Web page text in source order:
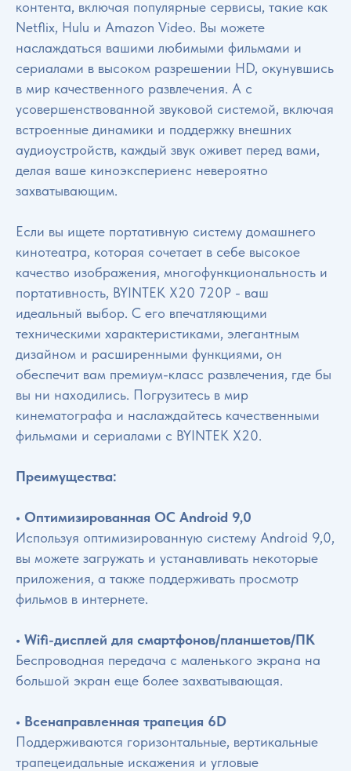
контента, включая популярные сервисы, такие как
Netflix, Hulu и Amazon Video. Вы можете
наслаждаться вашими любимыми фильмами и
сериалами в высоком разрешении HD, окунувшись
в мир качественного развлечения. А с
усовершенствованной звуковой системой, включая
встроенные динамики и поддержку внешних
аудиоустройств, каждый звук оживет перед вами,
делая ваше киноэкспериенс невероятно
захватывающим.
Если вы ищете портативную систему домашнего
кинотеатра, которая сочетает в себе высокое
качество изображения, многофункциональность и
портативность, BYINTEK X20 720P - ваш
идеальный выбор. С его впечатляющими
техническими характеристиками, элегантным
дизайном и расширенными функциями, он
обеспечит вам премиум-класс развлечения, где бы
вы ни находились. Погрузитесь в мир
кинематографа и наслаждайтесь качественными
фильмами и сериалами с BYINTEK X20.
Преимущества:
• Оптимизированная ОС Android 9,0
Используя оптимизированную систему Android 9,0,
вы можете загружать и устанавливать некоторые
приложения, а также поддерживать просмотр
фильмов в интернете.
• Wifi-дисплей для смартфонов/планшетов/ПК
Беспроводная передача с маленького экрана на
большой экран еще более захватывающая.
• Всенаправленная трапеция 6D
Поддерживаются горизонтальные, вертикальные
трапецеидальные искажения и угловые